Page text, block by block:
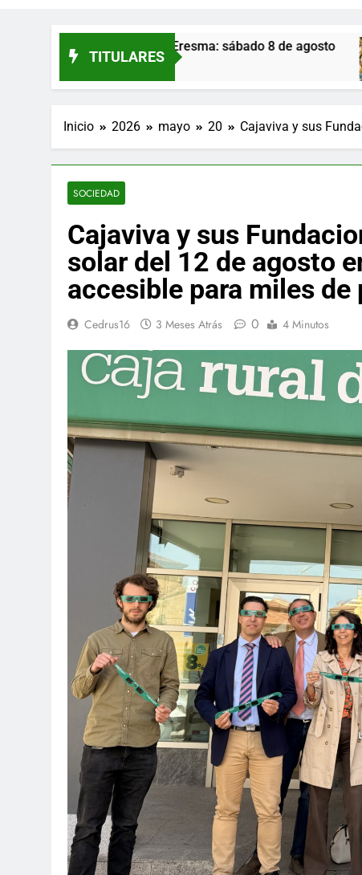
TITULARES
de Eresma: sábado 8 de agosto
17
Inicio 2026 mayo 20 Cajaviva y sus
SOCIEDAD
Cajaviva y sus
solar del 12 de agosto
accesible para miles de
Cedrus16 3 Meses Atrás 0 4 Minutos